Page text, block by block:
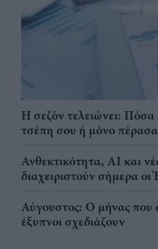
Η σεζόν τελειώνει:
τσέπη σου ή μόνο
Ανθεκτικότητα, AI και
διαχειριστούν σήμερα οι
Αύγουστος: Ο μήνας που
έξυπνοι σχεδιάζουν